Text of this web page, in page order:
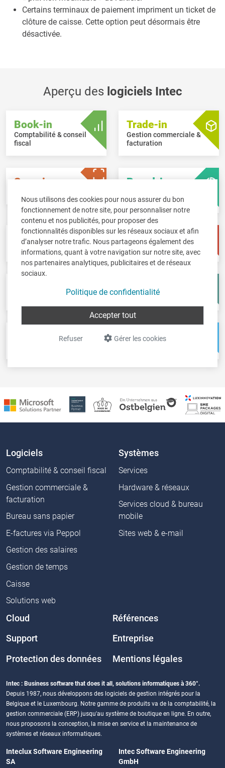
Nous utilisons des cookies pour nous assurer du bon
fonctionnement de notre site, pour personnaliser notre
contenu et nos publicités, pour proposer des
fonctionnalités disponibles sur les réseaux sociaux et afin
d’analyser notre trafic. Nous partageons également des
informations, quant à votre navigation sur notre site, avec
nos partenaires analytiques, publicitaires et de réseaux
sociaux.
Politique de confidentialité
Gérer les cookies
Refuser
Accepter tout
Certains terminaux de paiement impriment un ticket de
clôture de caisse. Cette option peut désormais être
désactivée.
Aperçu des logiciels Intec
Book-in
Comptabilité & conseil
fiscal
Trade-in
Gestion commerciale &
facturation
Scan-in Board-in
ligne
Pay-in
Gestion des salaires
Time-in
Gestion de temps
Account-in
Net-in
Logiciels
Comptabilité & conseil fiscal
Gestion commerciale &
facturation
Bureau sans papier
E-factures via Peppol
Gestion des salaires
Gestion de temps
Caisse
Solutions web
Systèmes
Services
Hardware & réseaux
Services cloud & bureau
mobile
Sites web & e-mail
Cloud Références
Support Entreprise
Protection des données Mentions légales
Intec : Business software that does it all, solutions informatiques à 360°.
Depuis 1987, nous développons des logiciels de gestion intégrés pour la
Belgique et le Luxembourg. Notre gamme de produits va de la comptabilité, la
gestion commerciale (ERP) jusqu'au système de boutique en ligne. En outre,
nous proposons la conception, la mise en service et la maintenance de
systèmes et réseaux informatiques.
Inteclux Software Engineering
SA
Intec Software Engineering
GmbH